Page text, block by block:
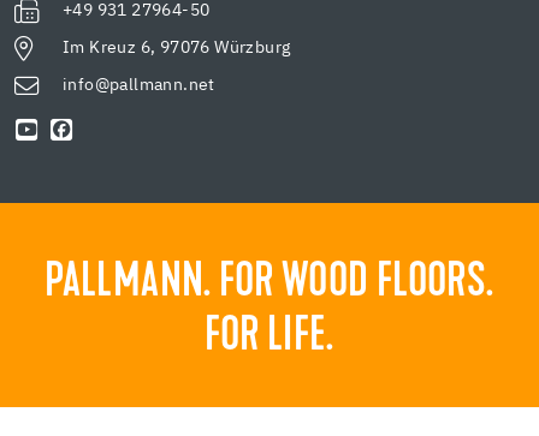
+49 931 27964-50
Im Kreuz 6, 97076 Würzburg
info@pallmann.net
PALLMANN. FOR WOOD FLOORS.
FOR LIFE.